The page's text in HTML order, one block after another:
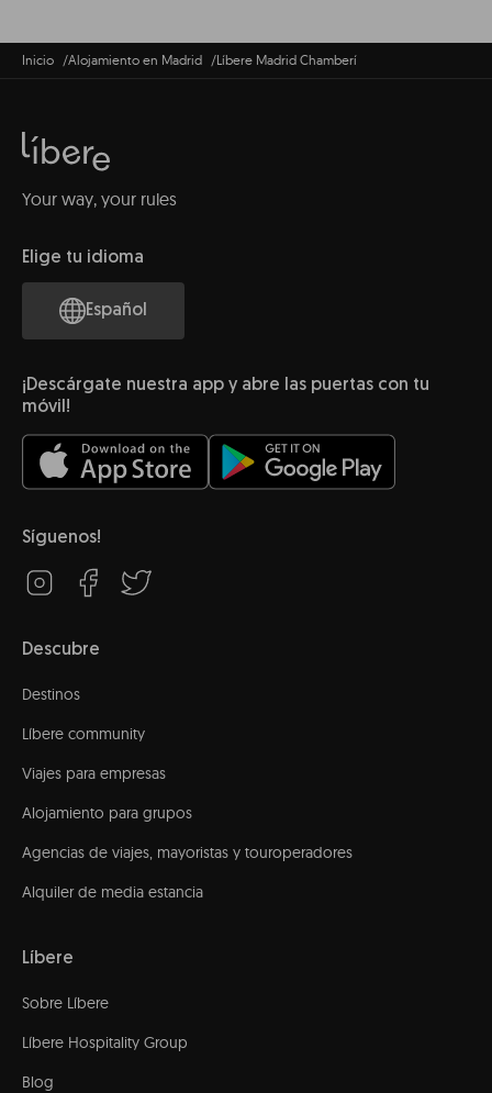
Inicio Alojamiento en Madrid Líbere Madrid Chamberí
Your way, your rules
Elige tu idioma
Español
¡Descárgate nuestra app y abre las puertas con tu
móvil!
Síguenos!
Descubre
Destinos
Líbere community
Viajes para empresas
Alojamiento para grupos
Agencias de viajes, mayoristas y touroperadores
Alquiler de media estancia
Líbere
Sobre Líbere
Líbere Hospitality Group
Blog